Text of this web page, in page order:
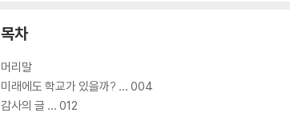
목차
머리말
미래에도 학교가 있을까? … 004
감사의 글 … 012